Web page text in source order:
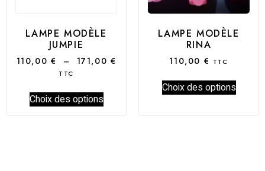
LAMPE MODÈLE
JUMPIE
110,00 € – 171,00 €
TTC
Choix des options
LAMPE MODÈLE
RINA
110,00 € TTC
Choix des options